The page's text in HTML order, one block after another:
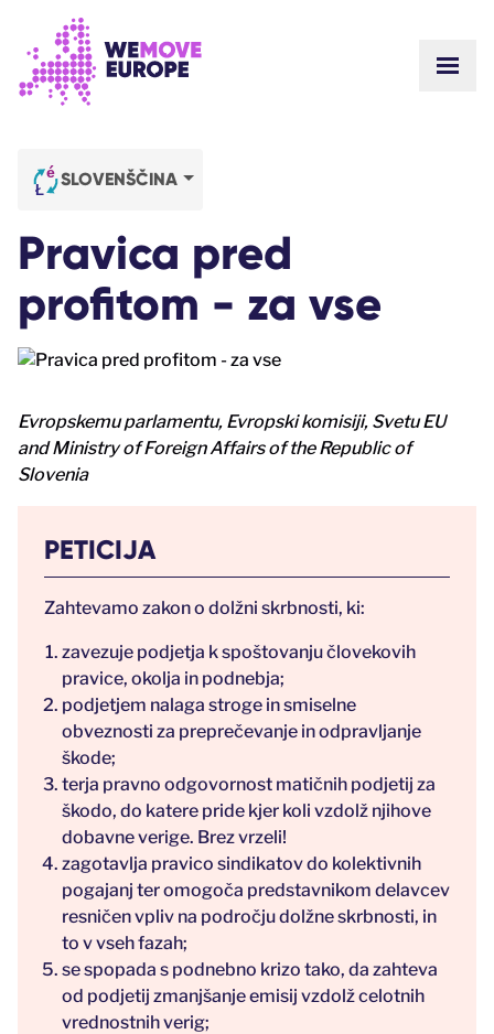
WORK WITH US
HOW WE ARE FUNDED
Join us
DONATE
SLOVENŠČINA
Pravica pred
profitom - za vse
Evropskemu parlamentu, Evropski komisiji, Svetu EU
and Ministry of Foreign Affairs of the Republic of
Slovenia
PETICIJA
Zahtevamo zakon o dolžni skrbnosti, ki:
zavezuje podjetja k spoštovanju človekovih
pravice, okolja in podnebja;
podjetjem nalaga stroge in smiselne
obveznosti za preprečevanje in odpravljanje
škode;
terja pravno odgovornost matičnih podjetij za
škodo, do katere pride kjer koli vzdolž njihove
dobavne verige. Brez vrzeli!
zagotavlja pravico sindikatov do kolektivnih
pogajanj ter omogoča predstavnikom delavcev
resničen vpliv na področju dolžne skrbnosti, in
to v vseh fazah;
se spopada s podnebno krizo tako, da zahteva
od podjetij zmanjšanje emisij vzdolž celotnih
vrednostnih verig;